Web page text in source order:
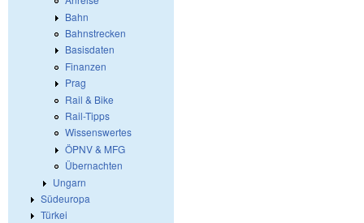
Bahn
Bahnstrecken
Basisdaten
Finanzen
Prag
Rail & Bike
Rail-Tipps
Wissenswertes
ÖPNV & MFG
Übernachten
Ungarn
Südeuropa
Türkei